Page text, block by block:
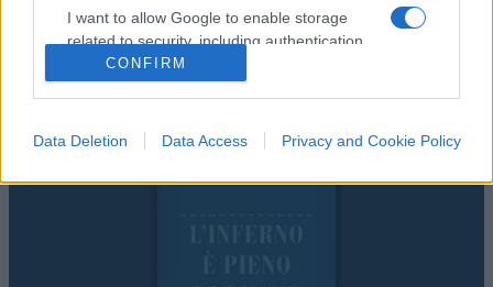
I want to allow Google to enable storage
related to security, including authentication
functionality and fraud prevention, and other
user protection.
CONFIRM
Data Deletion Data Access Privacy and Cookie Policy
14.4k
Meloni aveva ragione: "I marocchini di Ceuta
sbarcano in Europa col barcone"